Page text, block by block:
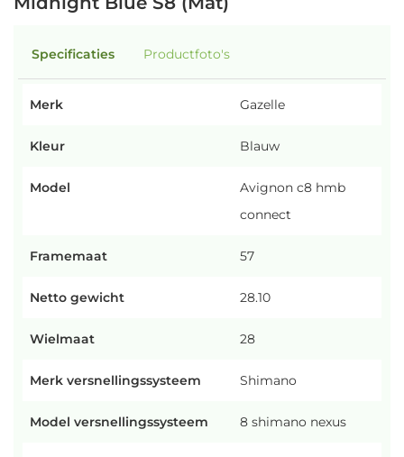
Specificaties Productfoto's
Merk Gazelle
Kleur Blauw
Model
Avignon c8 hmb
connect
Framemaat 57
Netto gewicht 28.10
Wielmaat 28
Merk versnellingssysteem Shimano
Model versnellingssysteem 8 shimano nexus